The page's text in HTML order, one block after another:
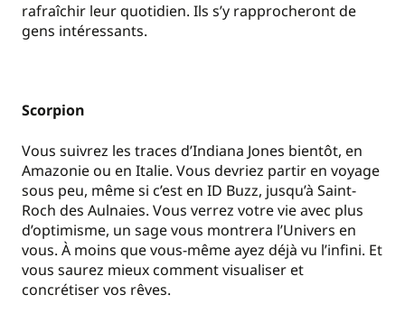
rafraîchir leur quotidien. Ils s’y rapprocheront de
gens intéressants.
Scorpion
Vous suivrez les traces d’Indiana Jones bientôt, en
Amazonie ou en Italie. Vous devriez partir en voyage
sous peu, même si c’est en ID Buzz, jusqu’à Saint-
Roch des Aulnaies. Vous verrez votre vie avec plus
d’optimisme, un sage vous montrera l’Univers en
vous. À moins que vous-même ayez déjà vu l’infini. Et
vous saurez mieux comment visualiser et
concrétiser vos rêves.